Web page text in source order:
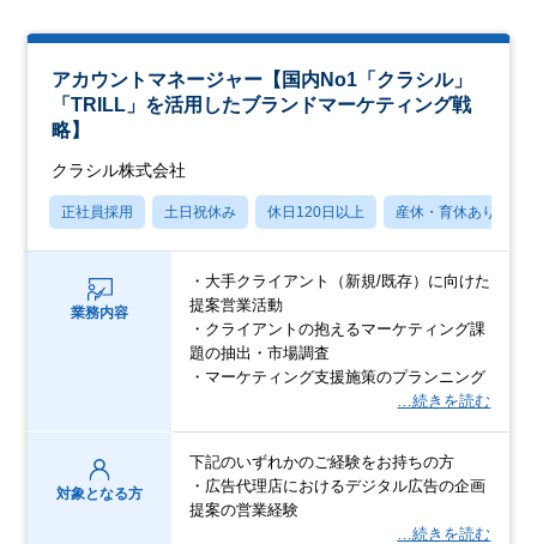
アカウントマネージャー【国内No1「クラシル」
「TRILL」を活用したブランドマーケティング戦
略】
クラシル株式会社
正社員採用 土日祝休み 休日120日以上 産休・育休あり
業務内容
・大手クライアント（新規/既存）に向けた
提案営業活動
・クライアントの抱えるマーケティング課
題の抽出・市場調査
・マーケティング支援施策のプランニング
…続きを読む
対象となる方
下記のいずれかのご経験をお持ちの方
・広告代理店におけるデジタル広告の企画
提案の営業経験
…続きを読む